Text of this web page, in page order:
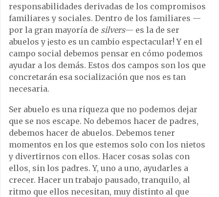
responsabilidades derivadas de los compromisos
familiares y sociales. Dentro de los familiares —
por la gran mayoría de silvers— es la de ser
abuelos y ¡esto es un cambio espectacular! Y en el
campo social debemos pensar en cómo podemos
ayudar a los demás. Estos dos campos son los que
concretarán esa socialización que nos es tan
necesaria.
Ser abuelo es una riqueza que no podemos dejar
que se nos escape. No debemos hacer de padres,
debemos hacer de abuelos. Debemos tener
momentos en los que estemos solo con los nietos
y divertirnos con ellos. Hacer cosas solas con
ellos, sin los padres. Y, uno a uno, ayudarles a
crecer. Hacer un trabajo pausado, tranquilo, al
ritmo que ellos necesitan, muy distinto al que